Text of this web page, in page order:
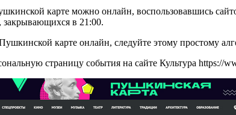
карте можно онлайн, воспользовавшись
закрывающихся в 21:00.
карте онлайн, следуйте этому простому
страницу события на сайте Культура https://